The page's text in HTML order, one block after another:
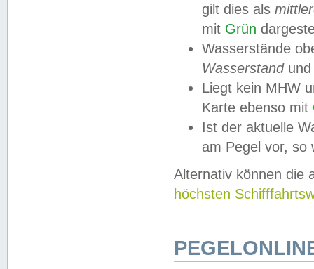
gilt dies als
mit Grün
Wasserstände
Wasserstandund
Liegt kein MHW
Karte ebenso mit
Ist der aktuelle
am Pegel vor,
Alternativ können die
höchsten